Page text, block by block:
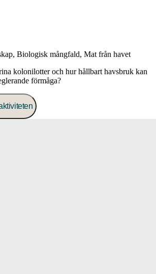
, Biologisk mångfald, Mat från havet
kolonilotter och hur hållbart havsbruk kan
förmåga?